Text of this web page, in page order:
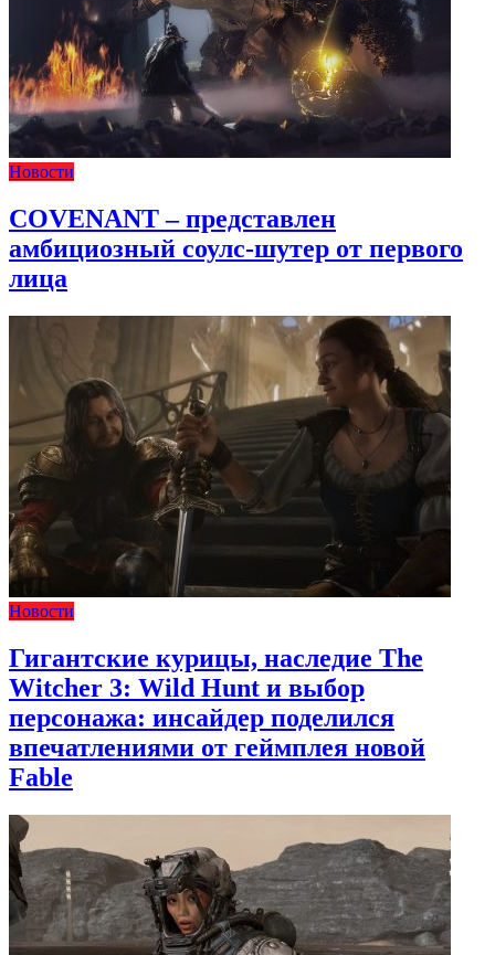
Новости
COVENANT – представлен
амбициозный соулс-шутер от первого
лица
Новости
Гигантские курицы, наследие The
Witcher 3: Wild Hunt и выбор
персонажа: инсайдер поделился
впечатлениями от геймплея новой
Fable